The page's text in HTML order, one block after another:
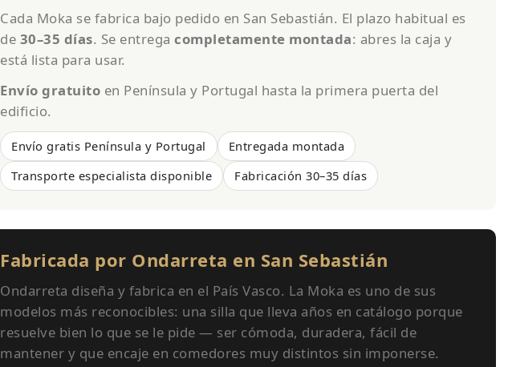
Cada Moka se fabrica bajo pedido en San Sebastián. El plazo habitual es
de 30–35 días. Se entrega completamente montada: abres la caja y
está lista para usar.
Envío gratuito en Península y Portugal hasta la primera puerta del
edificio.
Envío gratis Península y Portugal
Entregada montada
Transporte especialista disponible
Fabricación 30–35 días
Fabricada por Ondarreta en San Sebastián
Ondarreta diseña y fabrica en el País Vasco. La Moka es uno de sus
modelos más reconocibles: una silla que lleva años en catálogo porque
resuelve bien lo que se le pide — ser cómoda, duradera, fácil de
mantener y que encaje en comedores muy distintos sin imponerse.